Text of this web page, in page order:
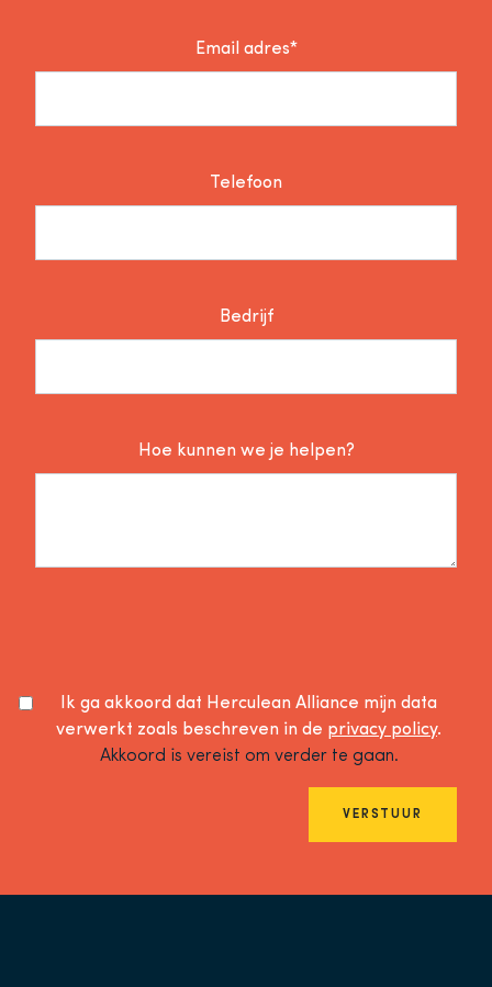
Email adres*
Telefoon
Bedrijf
Hoe kunnen we je helpen?
Ik ga akkoord dat Herculean Alliance mijn data
verwerkt zoals beschreven in de privacy policy.
Akkoord is vereist om verder te gaan.
VERSTUUR